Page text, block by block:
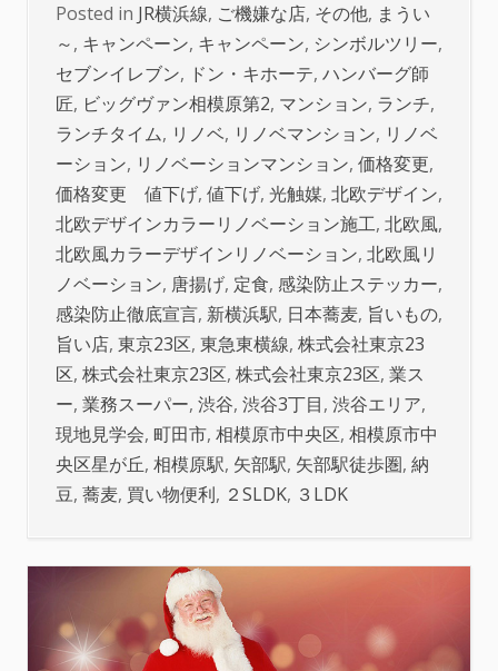
Posted in JR横浜線, ご機嫌な店, その他, まうい
～, キャンペーン, キャンペーン, シンボルツリー,
セブンイレブン, ドン・キホーテ, ハンバーグ師
匠, ビッグヴァン相模原第2, マンション, ランチ,
ランチタイム, リノベ, リノベマンション, リノベ
ーション, リノベーションマンション, 価格変更,
価格変更 値下げ, 値下げ, 光触媒, 北欧デザイン,
北欧デザインカラーリノベーション施工, 北欧風,
北欧風カラーデザインリノベーション, 北欧風リ
ノベーション, 唐揚げ, 定食, 感染防止ステッカー,
感染防止徹底宣言, 新横浜駅, 日本蕎麦, 旨いもの,
旨い店, 東京23区, 東急東横線, 株式会社東京23
区, 株式会社東京23区, 株式会社東京23区, 業ス
ー, 業務スーパー, 渋谷, 渋谷3丁目, 渋谷エリア,
現地見学会, 町田市, 相模原市中央区, 相模原市中
央区星が丘, 相模原駅, 矢部駅, 矢部駅徒歩圏, 納
豆, 蕎麦, 買い物便利, ２SLDK, ３LDK